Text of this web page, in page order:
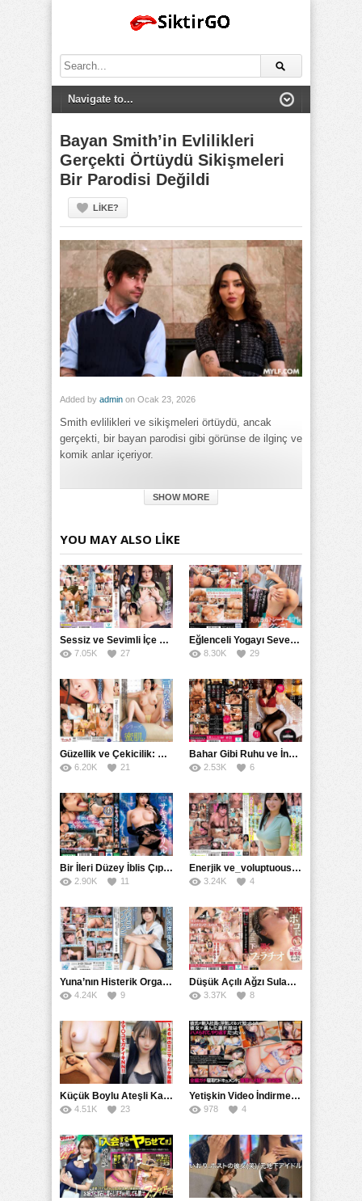
Search
for:
Bayan Smith’in Evlilikleri
Gerçekti Örtüydü Sikişmeleri
Bir Parodisi Değildi
LIKE?
Added by admin on Ocak 23, 2026
Smith evlilikleri ve sikişmeleri örtüydü, ancak
gerçekti, bir bayan parodisi gibi görünse de ilginç ve
komik anlar içeriyor.
Parodisi Değildi izle,Bayan Smith'in Evlilikleri Gerçekti
Örtüydü Sikişmeleri Bir Parodisi Değildi porno izle,Bayan
Smith'in Evlilikleri Gerçekti Örtüydü Sikişmeleri Bir Parodisi
Değildi türkçe altyazılı izle
SHOW MORE
YOU MAY ALSO LIKE
Sessiz ve Sevimli İçe Dönükler İçin Kremalı Pastalar: 后藤えmi ve KTRA’nın Özel Tarifesi
7.05K 27
Eğlenceli Yogayı Seven Bir Kadınla Seks Deneyimi
8.30K 29
Güzellik ve Çekicilik: Bir İşyeri Kadininin Hikayesi
6.20K 21
Bahar Gibi Ruhu ve İncelikle Doldurmak
2.53K 6
Bir İleri Düzey İblis Çıplak Teslimat Görevlisi, İnce Bedeni ve Şeytani Becerileriyle Sizi Sürekli BoşaltacakMDBK
2.90K 11
Enerjik ve_voluptuous Üniversite Kızının H Kupa Büyüklüğündeki Göğüsleri ve Çılgın Orgazmı
3.24K 4
Yuna’nın Histerik Orgazmı: Genç Kızın Savage Hareketlerle Ulaştığı Şiddetli Coşkuları
4.24K 9
Düşük Açılı Ağzı Sulama Teknikleri ve AGMX İlişkisi
3.37K 8
Küçük Boylu Ateşli Karakter: Nandinin Hassas Uçuklu Memeleri ve Sahneleri
4.51K 23
Yetişkin Video İndirme Siteleri Grubu: Şefkatli Patron ve Sekreterin Aşk Hikayesi: Prestijli Bir Son
978 4